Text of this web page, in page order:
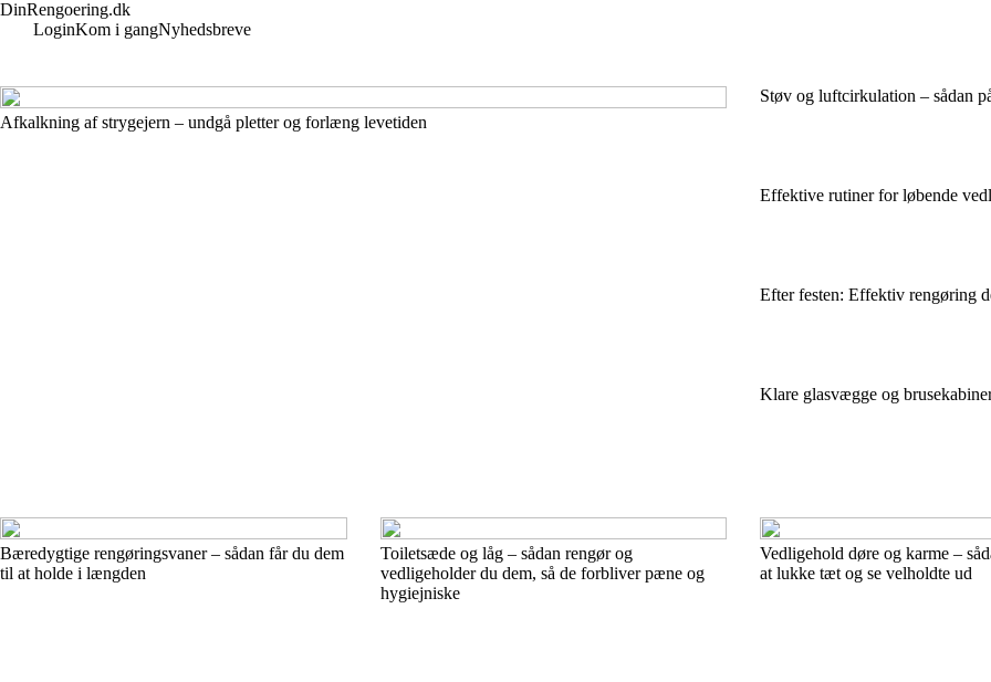
DinRengoering.dk
LoginKom i gangNyhedsbreve
Afkalkning af strygejern – undgå pletter og forlæng levetiden
Støv og luftcirkulation – sådan
Effektive rutiner for løbende
Efter festen: Effektiv rengøring
Klare glasvægge og
Bæredygtige rengøringsvaner – sådan får du dem
til at holde i længden
Toiletsæde og låg – sådan rengør og
vedligeholder du dem, så de forbliver pæne og
hygiejniske
Vedligehold døre og karme –
at lukke tæt og se velholdte ud